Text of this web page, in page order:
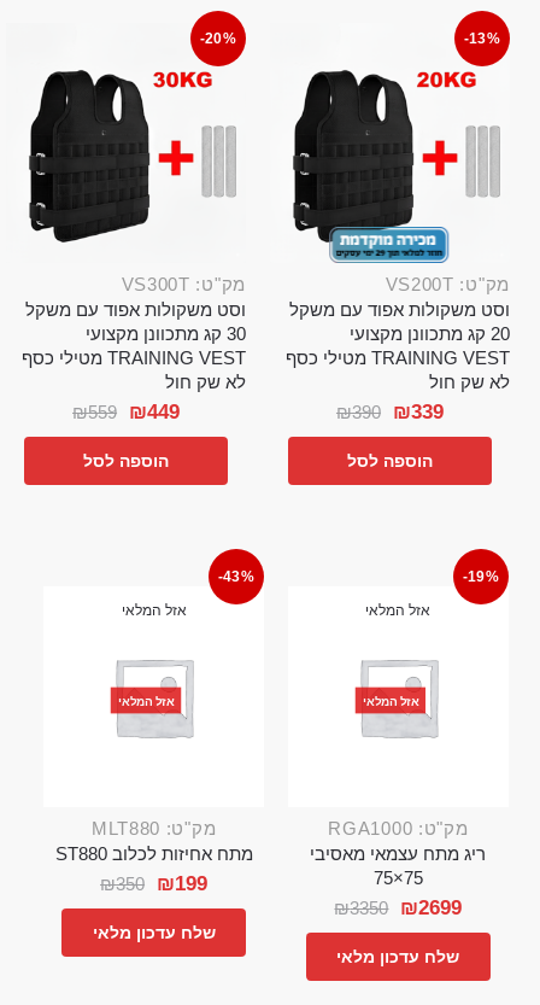
-13%
מק"ט: VS200T
וסט משקולות אפוד עם משקל
20 קג מתכוונן מקצועי
TRAINING VEST מטילי כסף
לא שק חול
₪390 ₪339
הוספה לסל
-20%
מק"ט: VS300T
וסט משקולות אפוד עם משקל
30 קג מתכוונן מקצועי
TRAINING VEST מטילי כסף
לא שק חול
₪559 ₪449
הוספה לסל
-19%
אזל המלאי
אזל המלאי
מק"ט: RGA1000
ריג מתח עצמאי מאסיבי
75×75
₪3350 ₪2699
שלח עדכון מלאי
-43%
אזל המלאי
אזל המלאי
מק"ט: MLT880
מתח אחיזות לכלוב ST880
₪350 ₪199
שלח עדכון מלאי